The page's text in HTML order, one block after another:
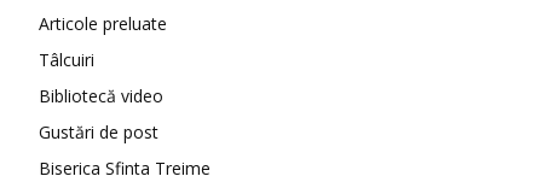
Articole preluate
Tâlcuiri
Bibliotecă video
Gustări de post
Biserica Sfinta Treime